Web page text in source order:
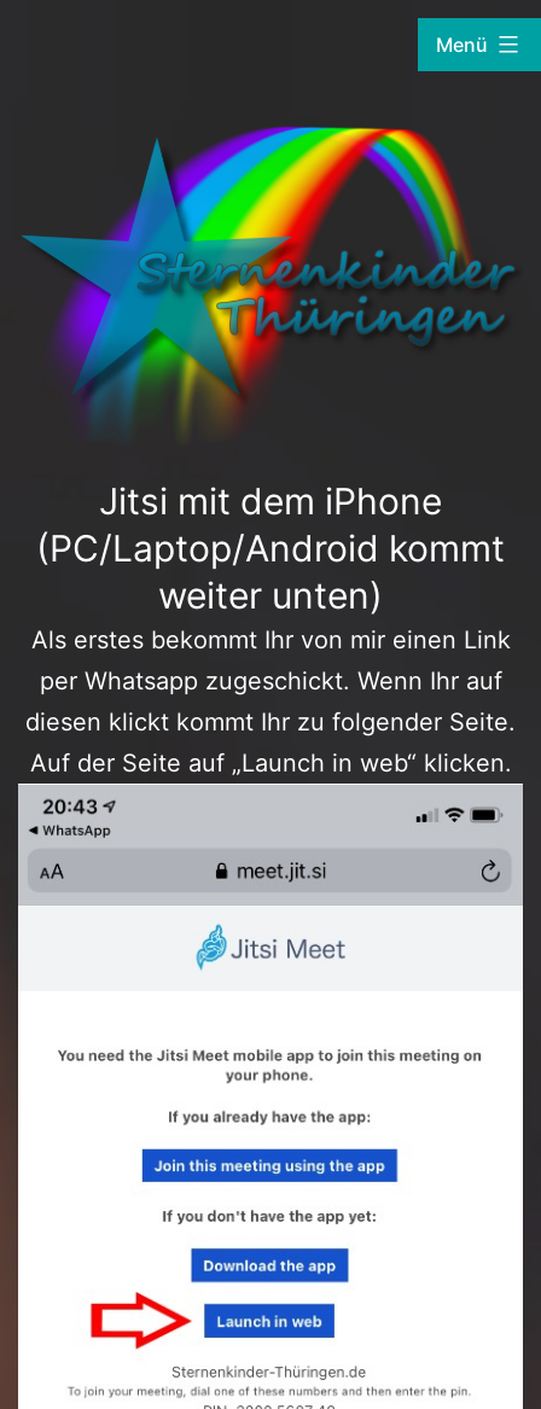
Thüringen.de
Menü
Jitsi mit dem iPhone
(PC/Laptop/Android kommt
weiter unten)
Als erstes bekommt Ihr von mir einen Link
per Whatsapp zugeschickt. Wenn Ihr auf
diesen klickt kommt Ihr zu folgender Seite.
Auf der Seite auf „Launch in web“ klicken.